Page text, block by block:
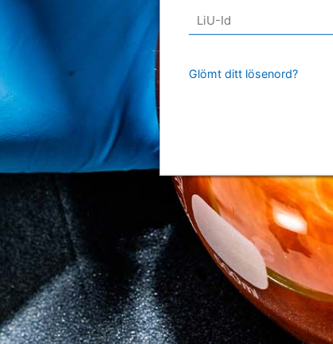
Glömt ditt lösenord?